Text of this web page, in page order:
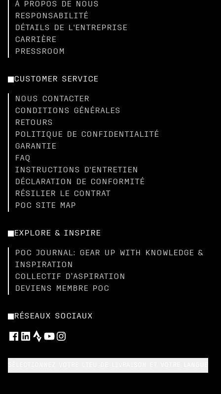
À PROPOS DE NOUS
RESPONSABILITÉ
DÉTAILS DE L'ENTREPRISE
CARRIÈRE
PRESSROOM
CUSTOMER SERVICE
NOUS CONTACTER
CONDITIONS GÉNÉRALES
RETOURS
POLITIQUE DE CONFIDENTIALITÉ
GARANTIE
FAQ
INSTRUCTIONS D'ENTRETIEN
DÉCLARATION DE CONFORMITÉ
RÉSILIER LE CONTRAT
POC SITE MAP
EXPLORE & INSPIRE
POC JOURNAL: GEAR UP WITH KNOWLEDGE &
INSPIRATION
COLLECTIF D’ASPIRATION
DEVIENS MEMBRE POC
RÉSEAUX SOCIAUX